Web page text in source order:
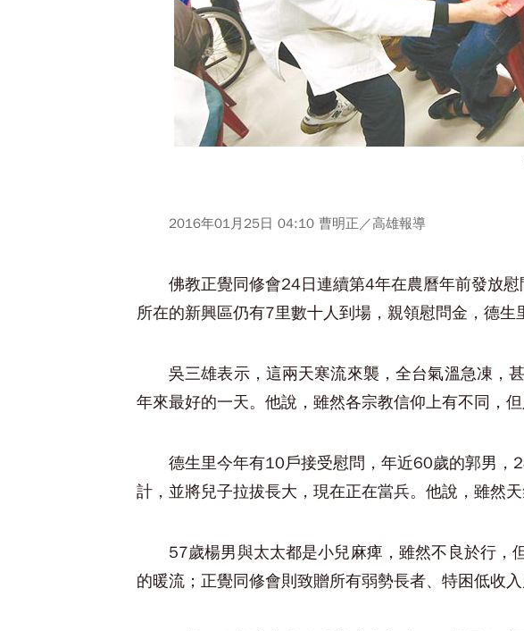
2016年01月25日 04:10 曹明正／高雄報導
佛教正覺同修會24日連續第4年在農曆年前發放
所在的新興區仍有7里數十人到場，親領慰問金，德生
吳三雄表示，這兩天寒流來襲，全台氣溫急凍，
年來最好的一天。他說，雖然各宗教信仰上有不同，
德生里今年有10戶接受慰問，年近60歲的郭男，
計，並將兒子拉拔長大，現在正在當兵。他說，雖然
57歲楊男與太太都是小兒麻痺，雖然不良於行，
的暖流；正覺同修會則致贈所有弱勢長者、特困低收